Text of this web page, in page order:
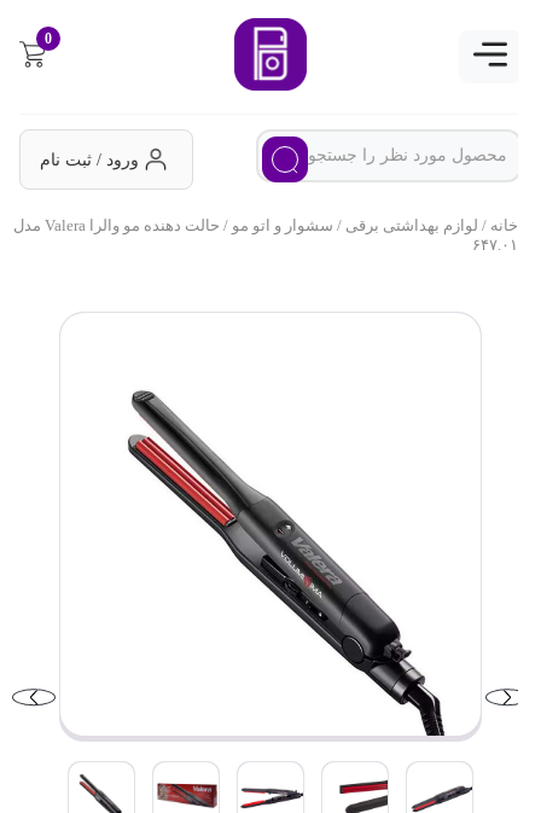
ورود / ثبت نام
خانه/لوازم بهداشتی برقی /سشوار و اتو مو
/ حالت دهنده مو والرا Valera مدل
۶۴۷.۰۱